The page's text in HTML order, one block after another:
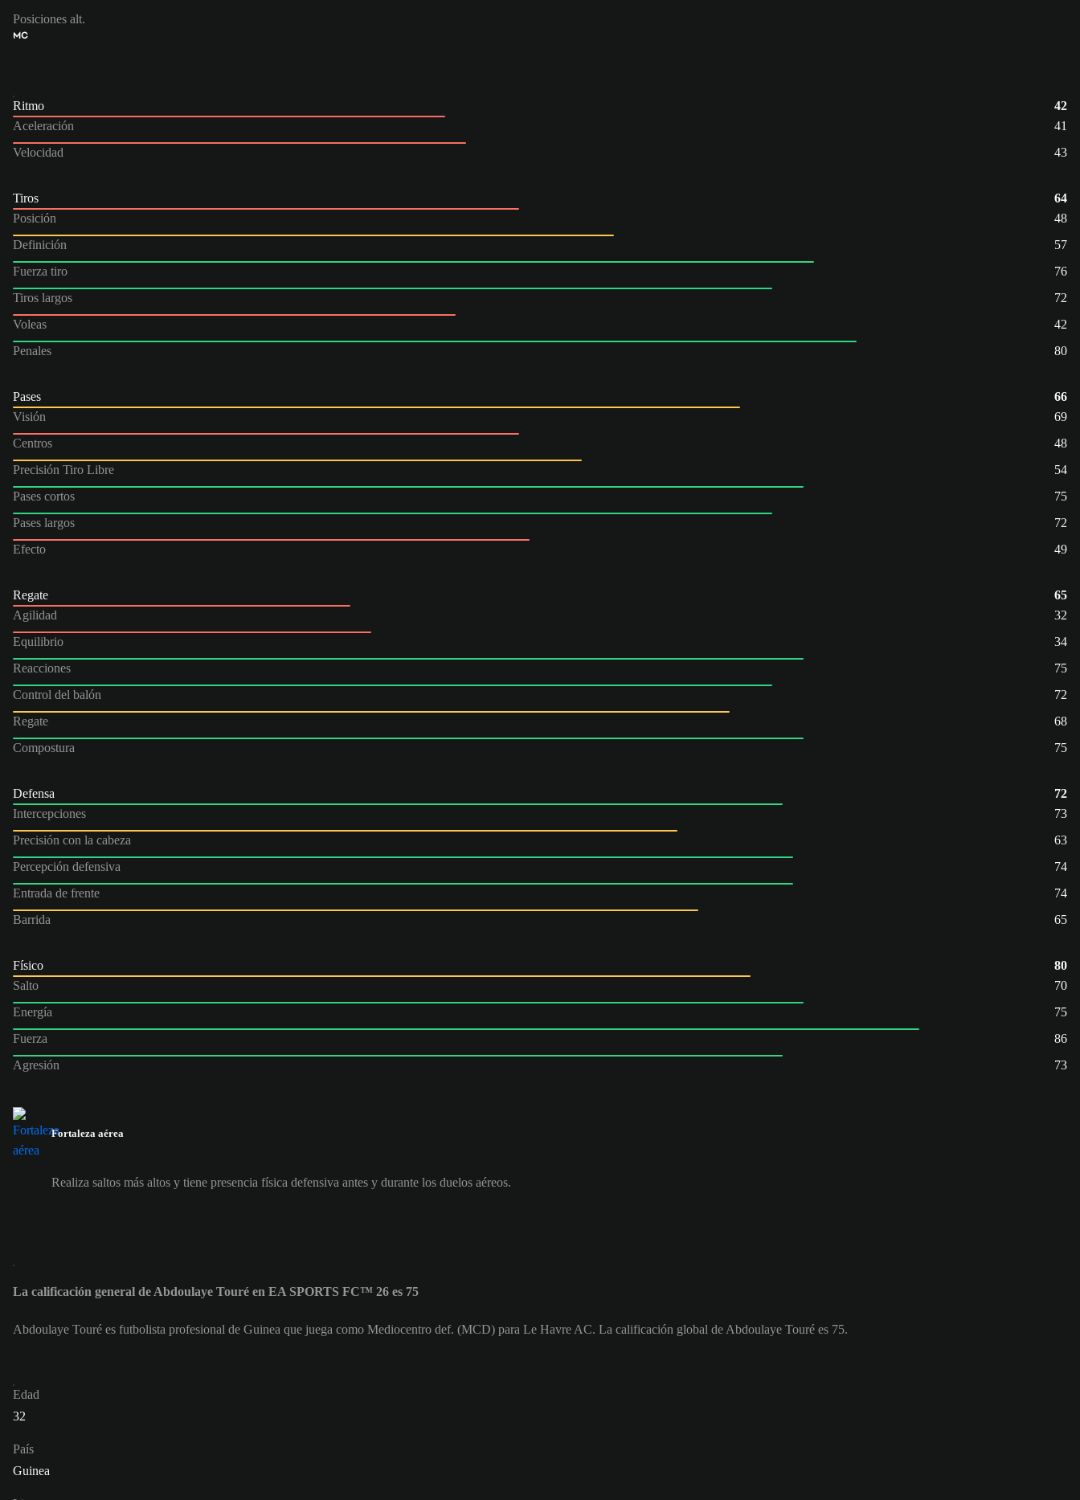
Posiciones alt.
MC
Ritmo
42
Aceleración
41
Velocidad
43
Tiros
64
Posición
48
Definición
57
Fuerza tiro
76
Tiros largos
72
Voleas
42
Penales
80
Pases
66
Visión
69
Centros
48
Precisión Tiro Libre
54
Pases cortos
75
Pases largos
72
Efecto
49
Regate
65
Agilidad
32
Equilibrio
34
Reacciones
75
Control del balón
72
Regate
68
Compostura
75
Defensa
72
Intercepciones
73
Precisión con la cabeza
63
Percepción defensiva
74
Entrada de frente
74
Barrida
65
Físico
80
Salto
70
Energía
75
Fuerza
86
Agresión
73
Fortaleza aérea
Realiza saltos más altos y tiene presencia física defensiva antes y durante los duelos aéreos.
La calificación general de Abdoulaye Touré en EA SPORTS FC™ 26 es 75
Abdoulaye Touré es futbolista profesional de Guinea que juega como Mediocentro def. (MCD) para Le Havre AC. La calificación global de Abdoulaye Touré es 75.
Edad
32
País
Guinea